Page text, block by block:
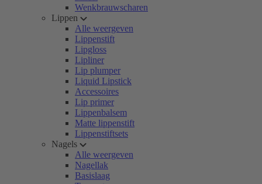
Wenkbrauwscharen
Lippen
Alle weergeven
Lippenstift
Lipgloss
Lipliner
Lip plumper
Liquid Lipstick
Accessoires
Lip primer
Lippenbalsem
Matte lippenstift
Lippenstiftsets
Nagels
Alle weergeven
Nagellak
Basislaag